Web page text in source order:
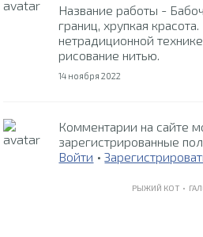
Название работы -
границ, хрупкая
нетрадиционной
рисование нитью.
14 ноября 2022
Комментарии на сайте
зарегистрированные
Войти •
РЫЖИЙ КОТ •